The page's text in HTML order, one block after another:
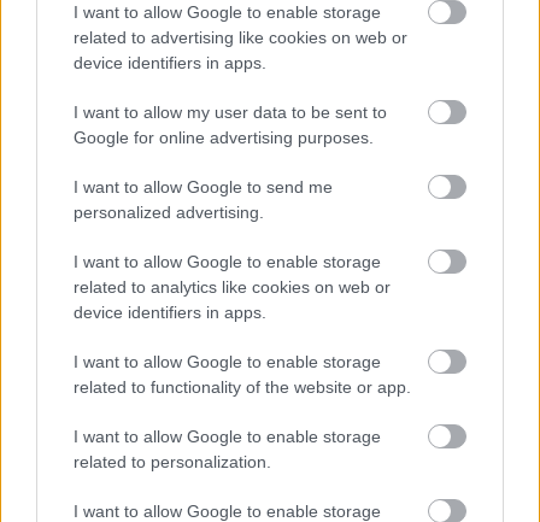
I want to allow Google to enable storage
related to advertising like cookies on web or
device identifiers in apps.
I want to allow my user data to be sent to
Google for online advertising purposes.
I want to allow Google to send me
personalized advertising.
I want to allow Google to enable storage
related to analytics like cookies on web or
device identifiers in apps.
I want to allow Google to enable storage
related to functionality of the website or app.
I want to allow Google to enable storage
related to personalization.
I want to allow Google to enable storage
suksesstrenere Hans Kristian Stadheim til
herrelandslaget i år.
Se også:Sjokksignering – norsk suksesstrener til
Finland
Vanzetta/NordicFocus.
Meld deg på vårt nyhetsbrev